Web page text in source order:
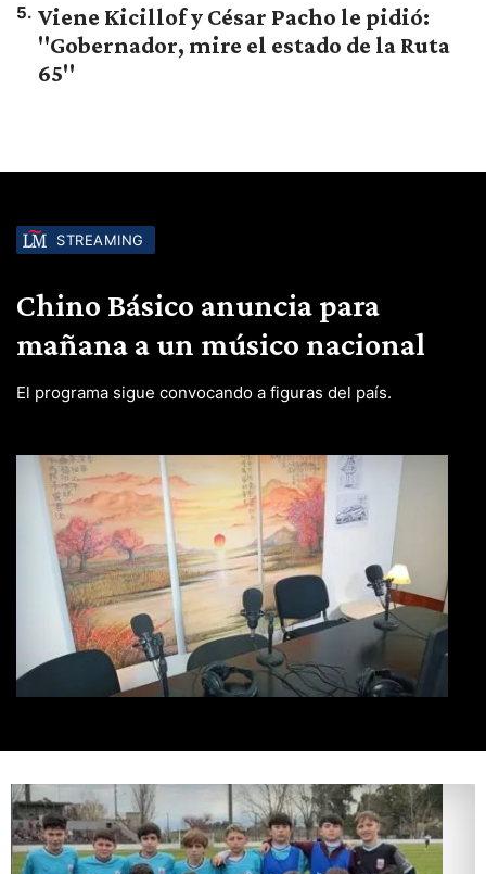
5. Viene Kicillof y César Pacho le pidió:
"Gobernador, mire el estado de la Ruta
65"
STREAMING
Chino Básico anuncia para
mañana a un músico nacional
El programa sigue convocando a figuras del país.